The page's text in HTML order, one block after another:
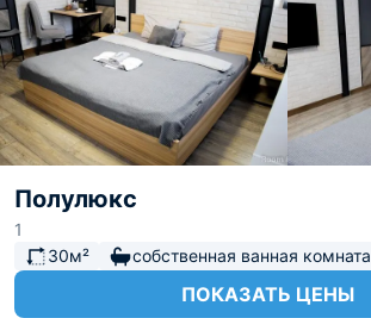
Полулюкс
1
30м²
собственная ванная комната
ПОКАЗАТЬ ЦЕНЫ